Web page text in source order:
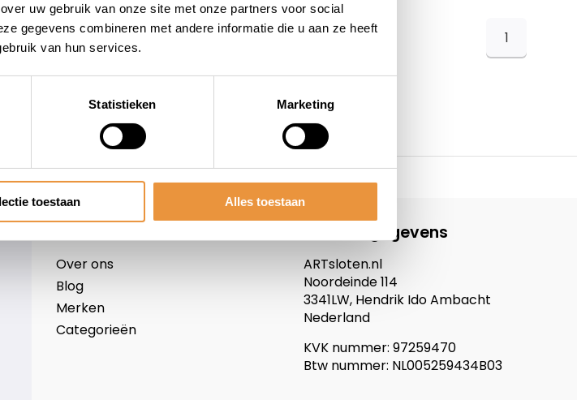
uw gebruik van onze site met onze partners voor social
gegevens combineren met andere informatie die u aan ze heeft
van hun services.
Statistieken Marketing
toestaan Alles toestaan
1
Niet goed = geld terug
Over ons
Blog
Merken
Categorieën
Contactgegevens
ARTsloten.nl
Noordeinde 114
3341LW, Hendrik Ido Ambacht
Nederland
KVK nummer: 97259470
Btw nummer: NL005259434B03